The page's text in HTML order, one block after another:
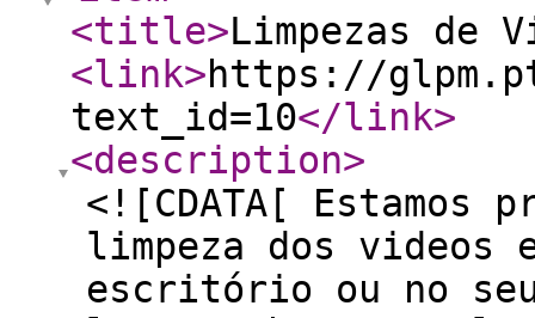
<title>Limpezas de
<link>https://
text_id=10</link>
<description>
<![CDATA[ Estamos
limpeza dos videos
escritório ou no seu